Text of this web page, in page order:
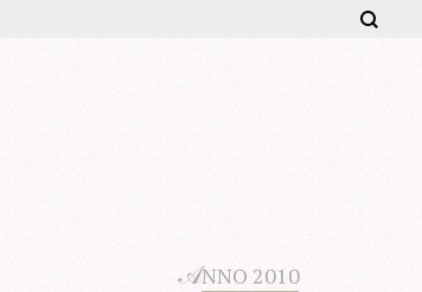
𝒜NNO 2010